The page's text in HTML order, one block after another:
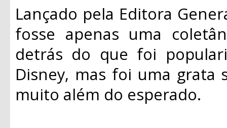
Lançado pela Editora
fosse apenas uma
detrás do que foi
Disney, mas foi uma grata
muito além do esperado.